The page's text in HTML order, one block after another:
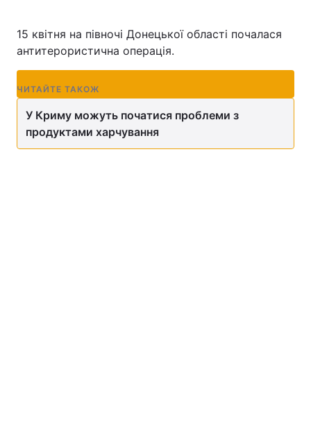
15 квітня на півночі Донецької області почалася
антитерористична операція.
ЧИТАЙТЕ ТАКОЖ
У Криму можуть початися проблеми з
продуктами харчування